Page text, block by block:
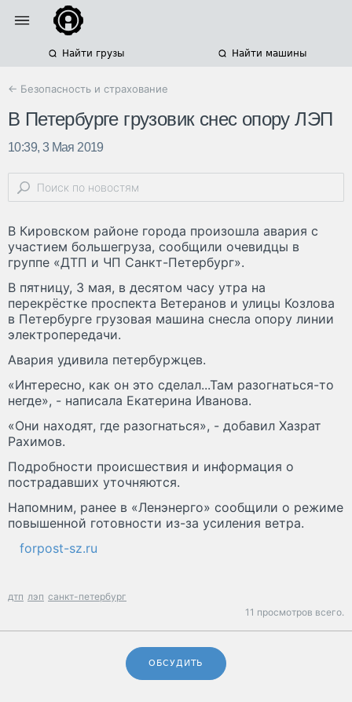
Найти грузы Найти машины
← Безопасность и страхование
В Петербурге грузовик снес опору ЛЭП
10:39, 3 Мая 2019
В Кировском районе города произошла авария с
участием большегруза, сообщили очевидцы в
группе «ДТП и ЧП Санкт-Петербург».
В пятницу, 3 мая, в десятом часу утра на
перекрёстке проспекта Ветеранов и улицы Козлова
в Петербурге грузовая машина снесла опору линии
электропередачи.
Авария удивила петербуржцев.
«Интересно, как он это сделал...Там разогнаться-то
негде», - написала Екатерина Иванова.
«Они находят, где разогнаться», - добавил Хазрат
Рахимов.
Подробности происшествия и информация о
пострадавших уточняются.
Напомним, ранее в «Ленэнерго» сообщили о режиме
повышенной готовности из-за усиления ветра.
forpost-sz.ru
дтп лэп санкт-петербург
11 просмотров всего.
ОБСУДИТЬ